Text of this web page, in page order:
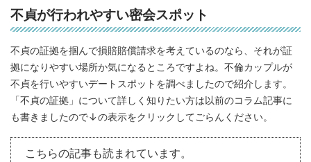
不貞が行われやすい密会スポット
不貞の証拠を掴んで損賠賠償請求を考えているのなら、それが証
拠になりやすい場所か気になるところですよね。不倫カップルが
不貞を行いやすいデートスポットを調べましたので紹介します。
「不貞の証拠」について詳しく知りたい方は以前のコラム記事に
も書きましたので↓の表示をクリックしてごらんください。
こちらの記事も読まれています。